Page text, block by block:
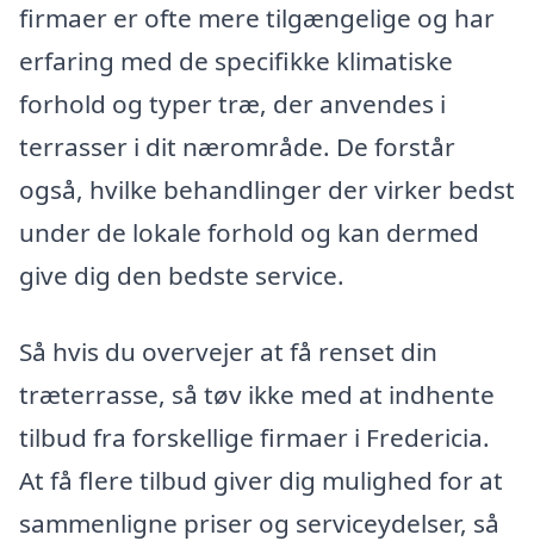
firmaer er ofte mere tilgængelige og har
erfaring med de specifikke klimatiske
forhold og typer træ, der anvendes i
terrasser i dit nærområde. De forstår
også, hvilke behandlinger der virker bedst
under de lokale forhold og kan dermed
give dig den bedste service.
Så hvis du overvejer at få renset din
træterrasse, så tøv ikke med at indhente
tilbud fra forskellige firmaer i Fredericia.
At få flere tilbud giver dig mulighed for at
sammenligne priser og serviceydelser, så